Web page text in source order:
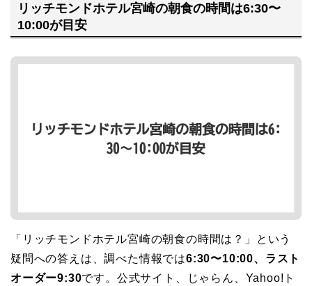
リッチモンドホテル宮崎の朝食の時間は6:30〜
10:00が目安
「リッチモンドホテル宮崎の朝食の時間は？」という
疑問への答えは、調べた情報では6:30〜10:00、ラスト
オーダー9:30です。公式サイト、じゃらん、Yahoo!ト